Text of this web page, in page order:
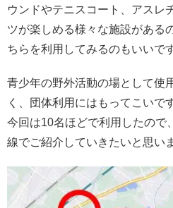
ウンドやテニスコート、アスレ
ツが楽しめる様々な施設がある
ちらを利用してみるのもいいで
青少年の野外活動の場として使
く、団体利用にはもってこいで
今回は10名ほどで利用したので
線でご紹介していきたいと思い